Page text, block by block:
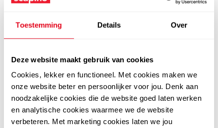
Toestemming Details Over
Deze website maakt gebruik van cookies
Cookies, lekker en functioneel. Met cookies maken we
onze website beter en persoonlijker voor jou. Denk aan
noodzakelijke cookies die de website goed laten werken
en analytische cookies waarmee we de website
verbeteren. Met marketing cookies laten we jou